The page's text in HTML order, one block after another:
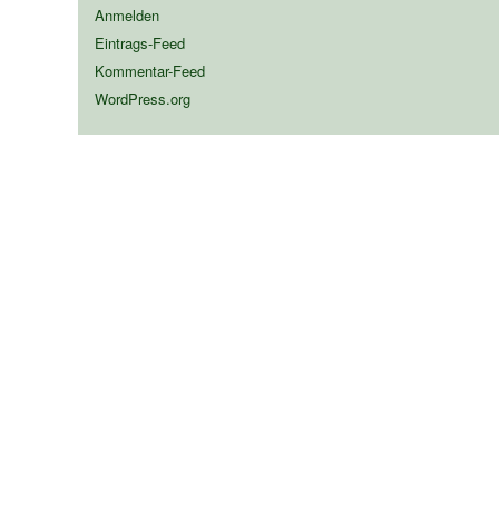
Anmelden
Eintrags-Feed
Kommentar-Feed
WordPress.org